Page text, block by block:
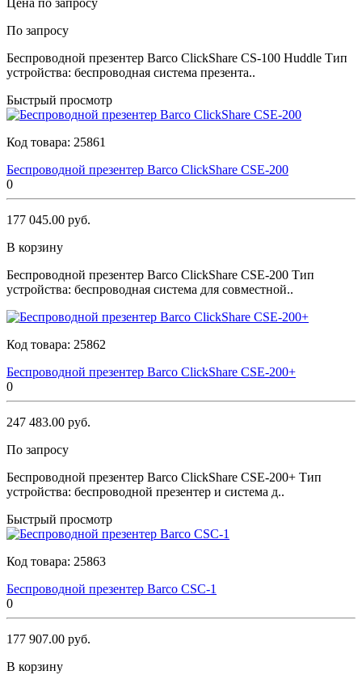
По запросу
Беспроводной презентер Barco ClickShare CS-100 Huddle Тип
устройства: беспроводная система презента..
Быстрый просмотр
Код товара: 25861
Беспроводной презентер Barco ClickShare CSE-200
0
177 045.00 руб.
В корзину
Беспроводной презентер Barco ClickShare CSE-200 Тип
устройства: беспроводная система для совместной..
Код товара: 25862
Беспроводной презентер Barco ClickShare CSE-200+
0
247 483.00 руб.
По запросу
Беспроводной презентер Barco ClickShare CSE-200+ Тип
устройства: беспроводной презентер и система д..
Быстрый просмотр
Код товара: 25863
Беспроводной презентер Barco CSC-1
0
177 907.00 руб.
В корзину